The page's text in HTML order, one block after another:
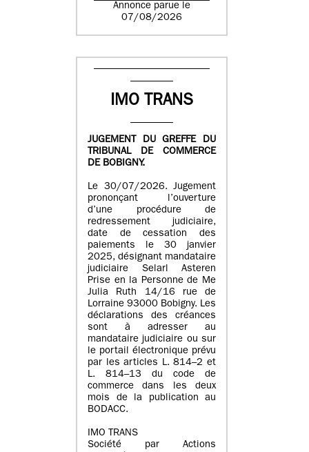
Annonce parue le
07/08/2026
IMO TRANS
JUGEMENT DU GREFFE DU
TRIBUNAL DE COMMERCE
DE BOBIGNY.
Le 30/07/2026. Jugement
prononçant l’ouverture
d’une procédure de
redressement judiciaire,
date de cessation des
paiements le 30 janvier
2025, désignant mandataire
judiciaire Selarl Asteren
Prise en la Personne de Me
Julia Ruth 14/16 rue de
Lorraine 93000 Bobigny. Les
déclarations des créances
sont à adresser au
mandataire judiciaire ou sur
le portail électronique prévu
par les articles L. 814–2 et
L. 814–13 du code de
commerce dans les deux
mois de la publication au
BODACC.
IMO TRANS
Société par Actions